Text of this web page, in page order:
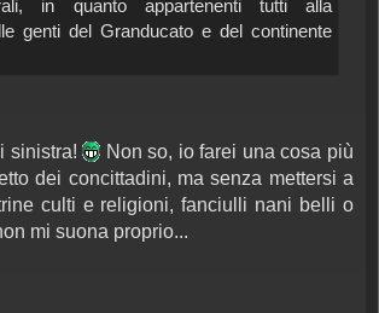
in quanto appartenenti tutti alla
genti del Granducato e del continente
sinistra!
Non so, io farei una cosa più
dei concittadini, ma senza mettersi a
culti e religioni, fanciulli nani belli o
mi suona proprio...